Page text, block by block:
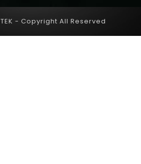
- Copyright All Reserved